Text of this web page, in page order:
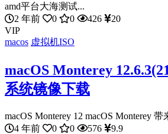
amd平台大海测试...
2 年前
0 0 426
20
VIP
macos 虚拟机ISO
macOS Monterey
系统镜像下载
macOS Monterey 12 macOS Monterey
4 年前
0 0 576
9.9